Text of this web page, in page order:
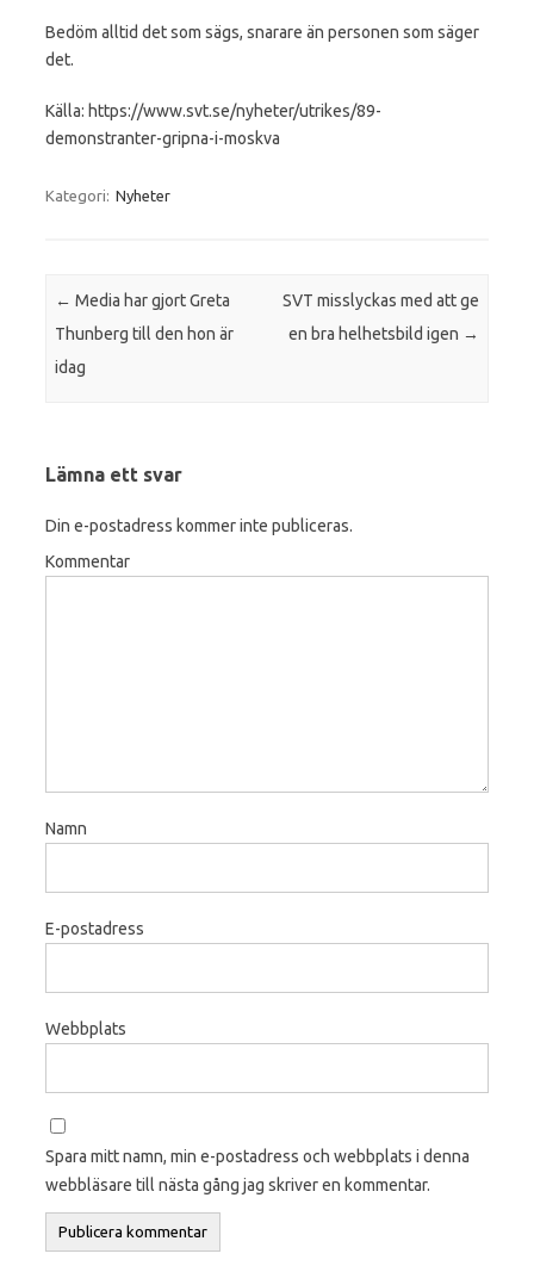
Bedöm alltid det som sägs, snarare än personen som säger
det.
Källa: https://www.svt.se/nyheter/utrikes/89-
demonstranter-gripna-i-moskva
Kategori: Nyheter
Inläggsnavigering
← Media har gjort Greta
Thunberg till den hon är
idag
SVT misslyckas med att ge
en bra helhetsbild igen →
Lämna ett svar
Din e-postadress kommer inte publiceras.
Kommentar
Namn
E-postadress
Webbplats
Spara mitt namn, min e-postadress och webbplats i denna
webbläsare till nästa gång jag skriver en kommentar.